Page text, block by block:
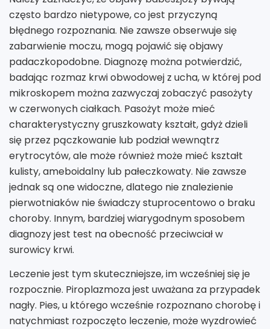
często bardzo nietypowe, co jest przyczyną
błędnego rozpoznania. Nie zawsze obserwuje się
zabarwienie moczu, mogą pojawić się objawy
padaczkopodobne. Diagnozę można potwierdzić,
badając rozmaz krwi obwodowej z ucha, w której pod
mikroskopem można zazwyczaj zobaczyć pasożyty
w czerwonych ciałkach. Pasożyt może mieć
charakterystyczny gruszkowaty kształt, gdyż dzieli
się przez pączkowanie lub podział wewnątrz
erytrocytów, ale może również może mieć kształt
kulisty, ameboidalny lub pałeczkowaty. Nie zawsze
jednak są one widoczne, dlatego nie znalezienie
pierwotniaków nie świadczy stuprocentowo o braku
choroby. Innym, bardziej wiarygodnym sposobem
diagnozy jest test na obecność przeciwciał w
surowicy krwi.
Leczenie jest tym skuteczniejsze, im wcześniej się je
rozpocznie. Piroplazmoza jest uważana za przypadek
nagły. Pies, u którego wcześnie rozpoznano chorobę i
natychmiast rozpoczęto leczenie, może wyzdrowieć